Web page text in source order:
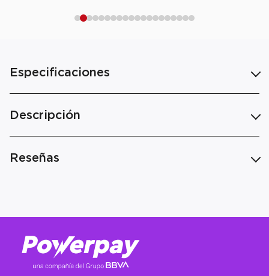
Especificaciones
Descripción
Reseñas